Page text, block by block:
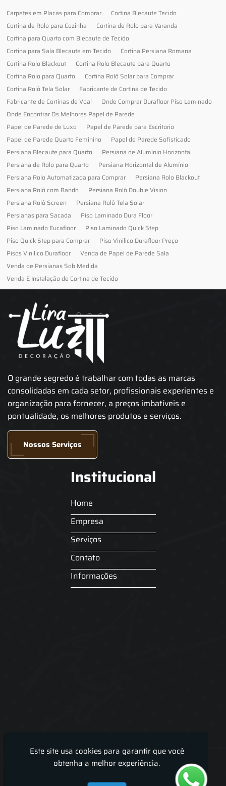
Carpetes em Placas para Comprar
Cortina Blecaute Tecido
Cortina de Rolo para Cozinha
Cortina de Rolo para Varanda
Cortina para Quarto com Blecaute de Tecido
Cortina para Sala Blecaute em Tecido
Cortina Persiana Romana
Cortina Rolo Blackout
Cortina Rolo Blecaute para Quarto
Cortina Rolo para Quarto
Cortina Rolô Solar para Comprar
Cortina Rolô Tela Solar
Fabricante de Cortina de Tecido
Fabricante de Cortinas de Voal
Onde Comprar Durafloor Piso Laminado
Onde Encontrar Os Melhores Papel de Parede
Papel de Parede de Luxo
Papel de Parede para Escritorio
Papel de Parede Quarto Feminino
Papel de Parede Sofisticado
Persiana Blecaute para Quarto
Persiana de Alumínio Horizontal
Persiana de Rolo para Quarto
Persiana Horizontal de Alumínio
Persiana Rolo Automatizada para Comprar
Persiana Rolo Blackout
Persiana Rolô com Bando
Persiana Rolô Double Vision
Persiana Rolô Screen
Persiana Rolô Tela Solar
Persianas para Sacada
Piso Laminado Dura Floor
Piso Laminado Eucafloor
Piso Laminado Quick Step
Piso Quick Step para Comprar
Piso Vinilico Durafloor Preço
Pisos Vinilico Durafloor
Venda de Papel de Parede Sala
Venda de Persianas Sob Medida
Venda E Instalação de Cortina de Tecido
O grande segredo é trabalhar com todas as marcas
consolidadas em cada setor, profissionais experientes e
organização para fornecer, a preços imbatíveis e
pontualidade, os melhores produtos e serviços.
Nossos Serviços
Institucional
Home
Empresa
Serviços
Contato
Informações
Lira Luz Decor - Cortinas sob medidas e persianas
Este site usa cookies para garantir que você
obtenha a melhor experiência.